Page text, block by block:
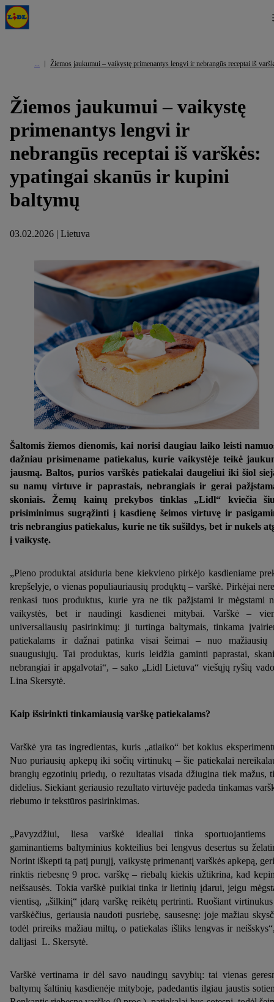
Žiemos jaukumui – vaikystę primenantys lengvi ir nebrangūs receptai iš
Žiemos jaukumui – vaikystę
primenantys lengvi ir
nebrangūs receptai iš varškės:
ypatingai skanūs ir kupini
baltymų
03.02.2026 | Lietuva
Šaltomis žiemos dienomis, kai norisi daugiau laiko leisti
dažniau prisimename patiekalus, kurie vaikystėje teikė
jausmą. Baltos, purios varškės patiekalai daugeliui iki šiol
su namų virtuve ir paprastais, nebrangiais ir gerai
skoniais. Žemų kainų prekybos tinklas „Lidl“ kviečia
prisiminimus sugrąžinti į kasdienę šeimos virtuvę ir
tris nebrangius patiekalus, kurie ne tik sušildys, bet ir nukels
į vaikystę.
„Pieno produktai atsiduria bene kiekvieno pirkėjo kasdieniame
krepšelyje, o vienas populiauriausių prodųktų – varškė. Pirkėjai
renkasi tuos produktus, kurie yra ne tik pažįstami ir mėgstami
vaikystės, bet ir naudingi kasdienei mitybai. Varškė –
universaliausių pasirinkimų: ji turtinga baltymais, tinkama
patiekalams ir dažnai patinka visai šeimai – nuo mažiausių
suaugusiųjų. Tai produktas, kuris leidžia gaminti paprastai,
nebrangiai ir apgalvotai“, – sako „Lidl Lietuva“ viešųjų ryšių
Lina Skersytė.
Kaip išsirinkti tinkamiausią varškę patiekalams?
Varškė yra tas ingredientas, kuris „atlaiko“ bet kokius
Nuo puriausių apkepų iki sočių virtinukų – šie patiekalai
brangių egzotinių priedų, o rezultatas visada džiugina tiek mažus,
didelius. Siekiant geriausio rezultato virtuvėje padeda tinkamas
riebumo ir tekstūros pasirinkimas.
„Pavyzdžiui, liesa varškė idealiai tinka sportuojantiems
gaminantiems baltyminius kokteilius bei lengvus desertus su
Norint iškepti tą patį purųjį, vaikystę primenantį varškės apkepą,
rinktis riebesnę 9 proc. varškę – riebalų kiekis užtikrina, kad
neišsausės. Tokia varškė puikiai tinka ir lietinių įdarui, jeigu
vientisą, „šilkinį“ įdarą varškę reikėtų pertrinti. Ruošiant
varškėčius, geriausia naudoti pusriebę, sausesnę: joje mažiau
todėl prireiks mažiau miltų, o patiekalas išliks lengvas ir
dalijasi L. Skersytė.
Varškė vertinama ir dėl savo naudingų savybių: tai vienas
baltymų šaltinių kasdienėje mityboje, padedantis ilgiau jaustis